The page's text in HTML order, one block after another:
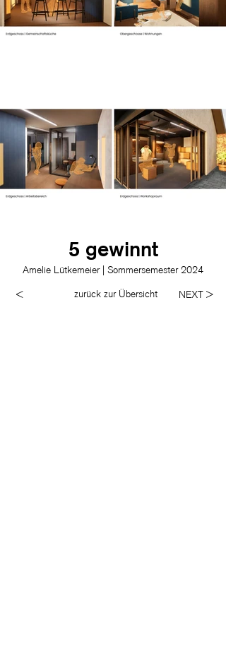
5 gewinnt
Amelie Lütkemeier | Sommersemester 2024
< zurück zur Übersicht NEXT >